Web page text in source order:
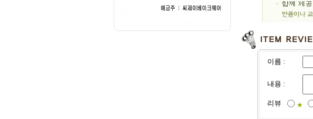
이름 :
내용 :
리뷰 ★